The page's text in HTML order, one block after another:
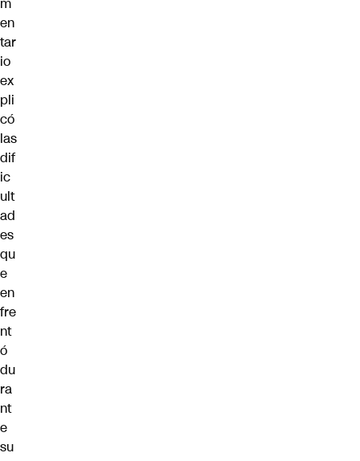
en
tar
io
ex
pli
có
las
dif
ic
ult
ad
es
qu
e
en
fre
nt
ó
du
ra
nt
e
su